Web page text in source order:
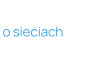
sieciach